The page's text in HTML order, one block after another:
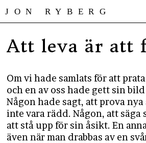
JON RYBERG
Att leva är att
Om vi hade samlats för att
och en av oss hade gett sin
Någon hade sagt, att prova
inte vara rädd. Någon, att säga
att stå upp för sin åsikt. En
även när man drabbas av en